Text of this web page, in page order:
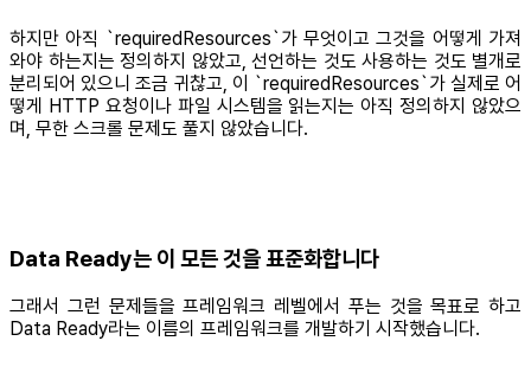
하지만 아직 `requiredResources`가 무엇이고 그것을 어떻게 가져
와야 하는지는 정의하지 않았고, 선언하는 것도 사용하는 것도 별개로
분리되어 있으니 조금 귀찮고, 이 `requiredResources`가 실제로 어
떻게 HTTP 요청이나 파일 시스템을 읽는지는 아직 정의하지 않았으
며, 무한 스크롤 문제도 풀지 않았습니다.
Data Ready는 이 모든 것을 표준화합니다
그래서 그런 문제들을 프레임워크 레벨에서 푸는 것을 목표로 하고
Data Ready라는 이름의 프레임워크를 개발하기 시작했습니다.